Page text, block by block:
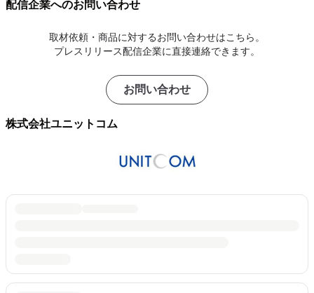
配信企業へのお問い合わせ
取材依頼・商品に対するお問い合わせはこちら。
プレスリリース配信企業に直接連絡できます。
お問い合わせ
株式会社ユニットコム